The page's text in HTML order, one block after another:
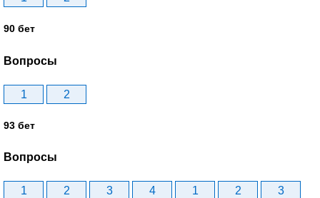
90 бет
Вопросы
1 2
93 бет
Вопросы
1 2 3 4 1 2
3